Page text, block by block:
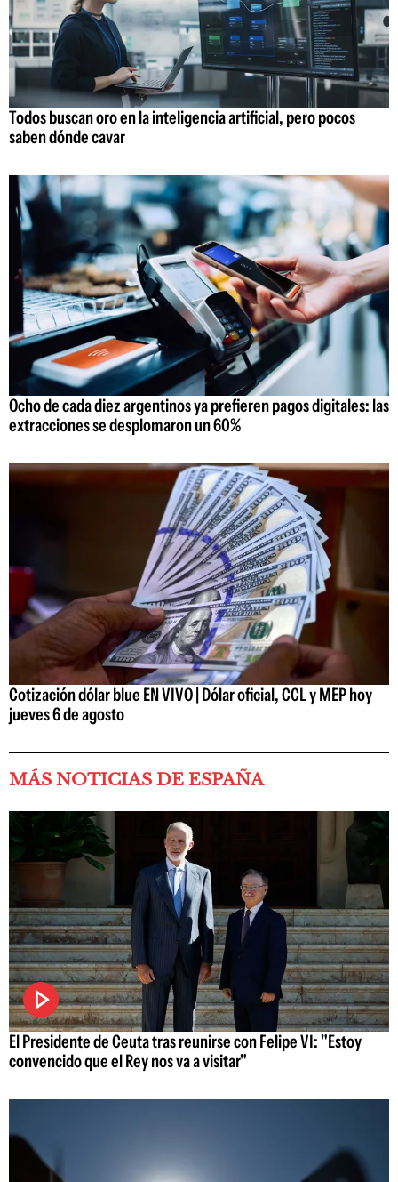
Todos buscan oro en la inteligencia artificial, pero pocos
saben dónde cavar
Ocho de cada diez argentinos ya prefieren pagos digitales: las
extracciones se desplomaron un 60%
Cotización dólar blue EN VIVO | Dólar oficial, CCL y MEP hoy
jueves 6 de agosto
MÁS NOTICIAS DE ESPAÑA
El Presidente de Ceuta tras reunirse con Felipe VI: "Estoy
convencido que el Rey nos va a visitar"